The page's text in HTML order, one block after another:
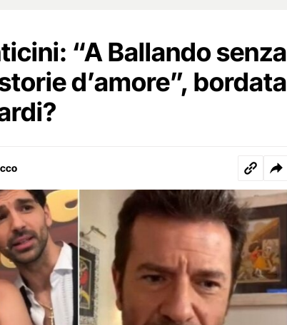
“A Ballando senza
d’amore”, bordata